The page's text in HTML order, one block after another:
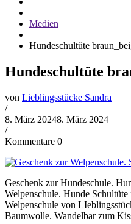
Medien
Hundeschultüte
Hundeschultüte
von Lieblingsstücke Sandra
/
8. März 20248. März 2024
/
Kommentare 0
Geschenk zur Hundeschule.
Welpenschule. Hunde
Welpenschule von
Baumwolle. Wandelbar zum